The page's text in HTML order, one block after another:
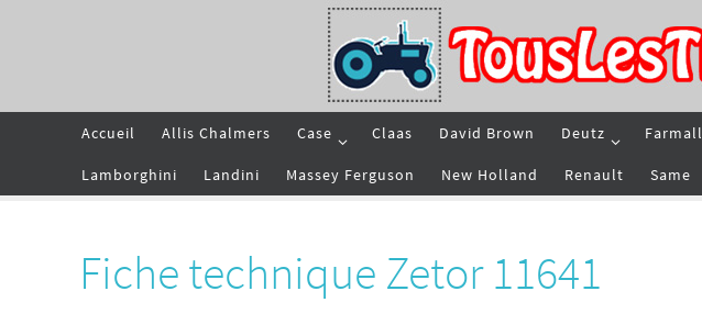
Accueil Allis Chalmers Case Claas David Brown Deutz Farmall
Lamborghini Landini Massey Ferguson New Holland Renault Same
Fiche technique Zetor 11641